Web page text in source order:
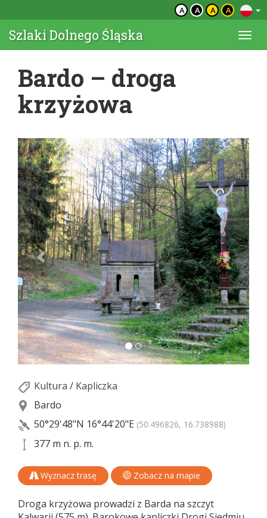
A A A A
Szlaki Dolnego Śląska
Bardo – droga
krzyżowa
Kultura / Kapliczka
Bardo
50°29'48"N 16°44'20"E (50.496826, 16.738988)
377 m n. p. m.
Wyznacz trasę Zobacz na mapie
Droga krzyżowa prowadzi z Barda na szczyt